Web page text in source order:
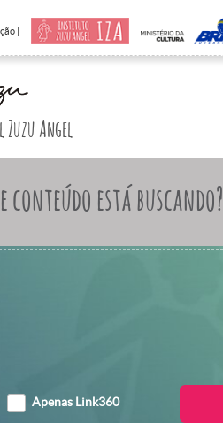
|
Angel
conteúdo está buscando?
Apenas Link360